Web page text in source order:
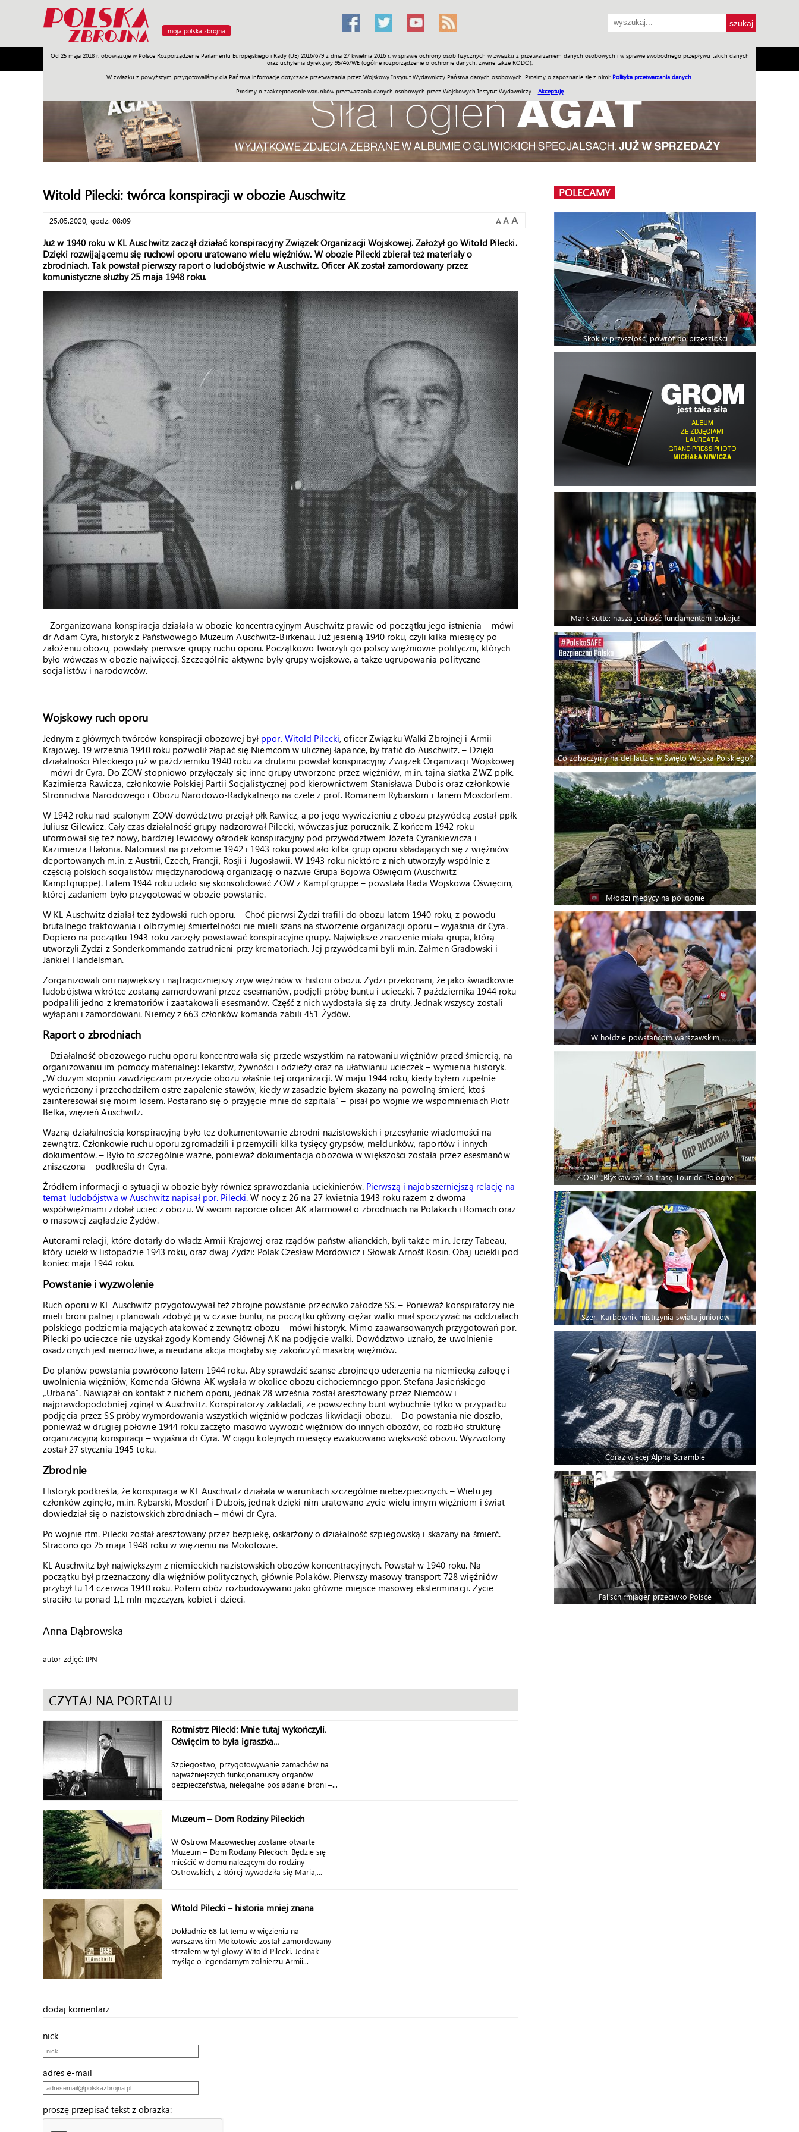
moja polska zbrojna
Od 25 maja 2018 r. obowiązuje w Polsce Rozporządzenie Parlamentu Europejskiego i Rady (UE) 2016/679 z dnia 27 kwietnia 2016 r. w sprawie ochrony osób fizycznych w związku z przetwarzaniem danych osobowych i w sprawie swobodnego przepływu takich danych
oraz uchylenia dyrektywy 95/46/WE (ogólne rozporządzenie o ochronie danych, zwane także RODO).
W związku z powyższym przygotowaliśmy dla Państwa informacje dotyczące przetwarzania przez Wojskowy Instytut Wydawniczy Państwa danych osobowych. Prosimy o zapoznanie się z nimi: Polityka przetwarzania danych
Prosimy o zaakceptowanie warunków przetwarzania danych osobowych przez Wojskowych Instytut Wydawniczy – Akceptuję
Armia Poligon Sprzęt Misje Polityka Prawo Świat Społeczność Sport Historia Galerie Wideo ENGLISH SKLEP Jednodniówki Praca w WIW
Witold Pilecki: twórca konspiracji w obozie Auschwitz
25.05.2020, godz. 08:09 A A A
Już w 1940 roku w KL Auschwitz zaczął działać konspiracyjny Związek Organizacji Wojskowej. Założył go Witold Pilecki.
Dzięki rozwijającemu się ruchowi oporu uratowano wielu więźniów. W obozie Pilecki zbierał też materiały o
zbrodniach. Tak powstał pierwszy raport o ludobójstwie w Auschwitz. Oficer AK został zamordowany przez
komunistyczne służby 25 maja 1948 roku.
– Zorganizowana konspiracja działała w obozie koncentracyjnym Auschwitz prawie od początku jego istnienia – mówi
dr Adam Cyra, historyk z Państwowego Muzeum Auschwitz-Birkenau. Już jesienią 1940 roku, czyli kilka miesięcy po
założeniu obozu, powstały pierwsze grupy ruchu oporu. Początkowo tworzyli go polscy więźniowie polityczni, których
było wówczas w obozie najwięcej. Szczególnie aktywne były grupy wojskowe, a także ugrupowania polityczne
socjalistów i narodowców.
Wojskowy ruch oporu
Jednym z głównych twórców konspiracji obozowej był ppor. Witold Pilecki, oficer Związku Walki Zbrojnej i Armii
Krajowej. 19 września 1940 roku pozwolił złapać się Niemcom w ulicznej łapance, by trafić do Auschwitz. – Dzięki
działalności Pileckiego już w październiku 1940 roku za drutami powstał konspiracyjny Związek Organizacji Wojskowej
– mówi dr Cyra. Do ZOW stopniowo przyłączały się inne grupy utworzone przez więźniów, m.in. tajna siatka ZWZ ppłk.
Kazimierza Rawicza, członkowie Polskiej Partii Socjalistycznej pod kierownictwem Stanisława Dubois oraz członkowie
Stronnictwa Narodowego i Obozu Narodowo-Radykalnego na czele z prof. Romanem Rybarskim i Janem Mosdorfem.
W 1942 roku nad scalonym ZOW dowództwo przejął płk Rawicz, a po jego wywiezieniu z obozu przywódcą został ppłk
Juliusz Gilewicz. Cały czas działalność grupy nadzorował Pilecki, wówczas już porucznik. Z końcem 1942 roku
uformował się też nowy, bardziej lewicowy ośrodek konspiracyjny pod przywództwem Józefa Cyrankiewicza i
Kazimierza Hałonia. Natomiast na przełomie 1942 i 1943 roku powstało kilka grup oporu składających się z więźniów
deportowanych m.in. z Austrii, Czech, Francji, Rosji i Jugosławii. W 1943 roku niektóre z nich utworzyły wspólnie z
częścią polskich socjalistów międzynarodową organizację o nazwie Grupa Bojowa Oświęcim (Auschwitz
Kampfgruppe). Latem 1944 roku udało się skonsolidować ZOW z Kampfgruppe – powstała Rada Wojskowa Oświęcim,
której zadaniem było przygotować w obozie powstanie.
W KL Auschwitz działał też żydowski ruch oporu. – Choć pierwsi Żydzi trafili do obozu latem 1940 roku, z powodu
brutalnego traktowania i olbrzymiej śmiertelności nie mieli szans na stworzenie organizacji oporu – wyjaśnia dr Cyra.
Dopiero na początku 1943 roku zaczęły powstawać konspiracyjne grupy. Największe znaczenie miała grupa, którą
utworzyli Żydzi z Sonderkommando zatrudnieni przy krematoriach. Jej przywódcami byli m.in. Załmen Gradowski i
Jankiel Handelsman.
Zorganizowali oni największy i najtragiczniejszy zryw więźniów w historii obozu. Żydzi przekonani, że jako świadkowie
ludobójstwa wkrótce zostaną zamordowani przez esesmanów, podjęli próbę buntu i ucieczki. 7 października 1944 roku
podpalili jedno z krematoriów i zaatakowali esesmanów. Część z nich wydostała się za druty. Jednak wszyscy zostali
wyłapani i zamordowani. Niemcy z 663 członków komanda zabili 451 Żydów.
Raport o zbrodniach
– Działalność obozowego ruchu oporu koncentrowała się przede wszystkim na ratowaniu więźniów przed śmiercią, na
organizowaniu im pomocy materialnej: lekarstw, żywności i odzieży oraz na ułatwianiu ucieczek – wymienia historyk.
„W dużym stopniu zawdzięczam przeżycie obozu właśnie tej organizacji. W maju 1944 roku, kiedy byłem zupełnie
wycieńczony i przechodziłem ostre zapalenie stawów, kiedy w zasadzie byłem skazany na powolną śmierć, ktoś
zainteresował się moim losem. Postarano się o przyjęcie mnie do szpitala” – pisał po wojnie we wspomnieniach Piotr
Belka, więzień Auschwitz.
Ważną działalnością konspiracyjną było też dokumentowanie zbrodni nazistowskich i przesyłanie wiadomości na
zewnątrz. Członkowie ruchu oporu zgromadzili i przemycili kilka tysięcy grypsów, meldunków, raportów i innych
dokumentów. – Było to szczególnie ważne, ponieważ dokumentacja obozowa w większości została przez esesmanów
zniszczona – podkreśla dr Cyra.
Źródłem informacji o sytuacji w obozie były również sprawozdania uciekinierów. Pierwszą i najobszerniejszą relację na
temat ludobójstwa w Auschwitz napisał por. Pilecki. W nocy z 26 na 27 kwietnia 1943 roku razem z dwoma
współwięźniami zdołał uciec z obozu. W swoim raporcie oficer AK alarmował o zbrodniach na Polakach i Romach oraz
o masowej zagładzie Żydów.
Autorami relacji, które dotarły do władz Armii Krajowej oraz rządów państw alianckich, byli także m.in. Jerzy Tabeau,
który uciekł w listopadzie 1943 roku, oraz dwaj Żydzi: Polak Czesław Mordowicz i Słowak Arnošt Rosin. Obaj uciekli pod
koniec maja 1944 roku.
Powstanie i wyzwolenie
Ruch oporu w KL Auschwitz przygotowywał też zbrojne powstanie przeciwko załodze SS. – Ponieważ konspiratorzy nie
mieli broni palnej i planowali zdobyć ją w czasie buntu, na początku główny ciężar walki miał spoczywać na oddziałach
polskiego podziemia mających atakować z zewnątrz obozu – mówi historyk. Mimo zaawansowanych przygotowań por.
Pilecki po ucieczce nie uzyskał zgody Komendy Głównej AK na podjęcie walki. Dowództwo uznało, że uwolnienie
osadzonych jest niemożliwe, a nieudana akcja mogłaby się zakończyć masakrą więźniów.
Do planów powstania powrócono latem 1944 roku. Aby sprawdzić szanse zbrojnego uderzenia na niemiecką załogę i
uwolnienia więźniów, Komenda Główna AK wysłała w okolice obozu cichociemnego ppor. Stefana Jasieńskiego
„Urbana”. Nawiązał on kontakt z ruchem oporu, jednak 28 września został aresztowany przez Niemców i
najprawdopodobniej zginął w Auschwitz. Konspiratorzy zakładali, że powszechny bunt wybuchnie tylko w przypadku
podjęcia przez SS próby wymordowania wszystkich więźniów podczas likwidacji obozu. – Do powstania nie doszło,
ponieważ w drugiej połowie 1944 roku zaczęto masowo wywozić więźniów do innych obozów, co rozbiło strukturę
organizacyjną konspiracji – wyjaśnia dr Cyra. W ciągu kolejnych miesięcy ewakuowano większość obozu. Wyzwolony
został 27 stycznia 1945 toku.
Zbrodnie
Historyk podkreśla, że konspiracja w KL Auschwitz działała w warunkach szczególnie niebezpiecznych. – Wielu jej
członków zginęło, m.in. Rybarski, Mosdorf i Dubois, jednak dzięki nim uratowano życie wielu innym więźniom i świat
dowiedział się o nazistowskich zbrodniach – mówi dr Cyra.
Po wojnie rtm. Pilecki został aresztowany przez bezpiekę, oskarżony o działalność szpiegowską i skazany na śmierć.
Stracono go 25 maja 1948 roku w więzieniu na Mokotowie.
KL Auschwitz był największym z niemieckich nazistowskich obozów koncentracyjnych. Powstał w 1940 roku. Na
początku był przeznaczony dla więźniów politycznych, głównie Polaków. Pierwszy masowy transport 728 więźniów
przybył tu 14 czerwca 1940 roku. Potem obóz rozbudowywano jako główne miejsce masowej eksterminacji. Życie
straciło tu ponad 1,1 mln mężczyzn, kobiet i dzieci.
Anna Dąbrowska
autor zdjęć: IPN
CZYTAJ NA PORTALU
Rotmistrz Pilecki: Mnie tutaj wykończyli.
Oświęcim to była igraszka...
Szpiegostwo, przygotowywanie zamachów na
najważniejszych funkcjonariuszy organów
bezpieczeństwa, nielegalne posiadanie broni –...
Muzeum – Dom Rodziny Pileckich
W Ostrowi Mazowieckiej zostanie otwarte
Muzeum – Dom Rodziny Pileckich. Będzie się
mieścić w domu należącym do rodziny
Ostrowskich, z której wywodziła się Maria,...
Witold Pilecki – historia mniej znana
Dokładnie 68 lat temu w więzieniu na
warszawskim Mokotowie został zamordowany
strzałem w tył głowy Witold Pilecki. Jednak
myśląc o legendarnym żołnierzu Armii...
dodaj komentarz
nick
adres e-mail
proszę przepisać tekst z obrazka:
POLECAMY
Skok w przyszłość, powrót do przeszłości
Mark Rutte: nasza jedność fundamentem pokoju!
Co zobaczymy na defiladzie w Święto Wojska Polskiego?
Młodzi medycy na poligonie
W hołdzie powstańcom warszawskim
Z ORP „Błyskawica” na trasę Tour de Pologne
Szer. Karbownik mistrzynią świata juniorów
Coraz więcej Alpha Scramble
Fallschirmjäger przeciwko Polsce